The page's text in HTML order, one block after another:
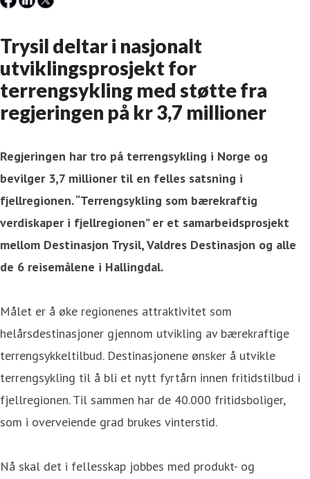
Trysil deltar i nasjonalt
utviklingsprosjekt for
terrengsykling med støtte fra
regjeringen på kr 3,7 millioner
Regjeringen har tro på terrengsykling i Norge og
bevilger 3,7 millioner til en felles satsning i
fjellregionen.“Terrengsykling som bærekraftig
verdiskaper i fjellregionen” er et samarbeidsprosjekt
mellom Destinasjon Trysil, Valdres Destinasjon og alle
de 6 reisemålene i Hallingdal.
Målet er å øke regionenes attraktivitet som
helårsdestinasjoner gjennom utvikling av bærekraftige
terrengsykkeltilbud. Destinasjonene ønsker å utvikle
terrengsykling til å bli et nytt fyrtårn innen fritidstilbud i
fjellregionen. Til sammen har de 40.000 fritidsboliger,
som i overveiende grad brukes vinterstid.
Nå skal det i fellesskap jobbes med produkt- og